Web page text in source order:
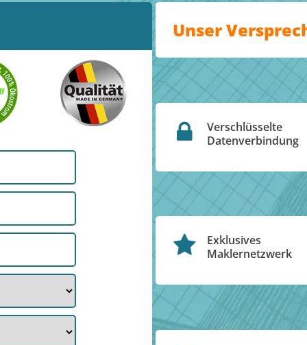
Unser
Verschlüsselte
Datenverbindung
Exklusives
Maklernetzwerk